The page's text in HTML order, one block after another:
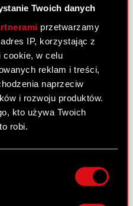
Twoich danych
przetwarzamy
IP, korzystając z
cookie, w celu
reklam i treści,
naprzeciw
i rozwoju produktów.
kto używa Twoich
robi.
Twojej
z dokładnością nawet
Zarządu spółki na
10/2017
Rady Nadzorczej
prawna: Art.
Czytaj